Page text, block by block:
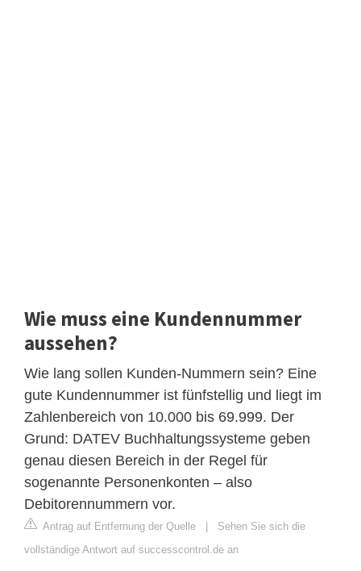
Wie muss eine Kundennummer
aussehen?
Wie lang sollen Kunden-Nummern sein? Eine
gute Kundennummer ist fünfstellig und liegt im
Zahlenbereich von 10.000 bis 69.999. Der
Grund: DATEV Buchhaltungssysteme geben
genau diesen Bereich in der Regel für
sogenannte Personenkonten – also
Debitorennummern vor.
Antrag auf Entfernung der Quelle | Sehen Sie sich die
vollständige Antwort auf successcontrol.de an